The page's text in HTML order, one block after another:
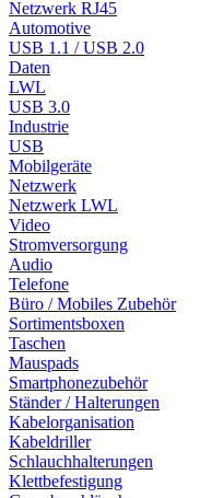
Netzwerk RJ45
Automotive
USB 1.1 / USB 2.0
Daten
LWL
USB 3.0
Industrie
USB
Mobilgeräte
Netzwerk
Netzwerk LWL
Video
Stromversorgung
Audio
Telefone
Büro / Mobiles Zubehör
Sortimentsboxen
Taschen
Mauspads
Smartphonezubehör
Ständer / Halterungen
Kabelorganisation
Kabeldriller
Schlauchhalterungen
Klettbefestigung